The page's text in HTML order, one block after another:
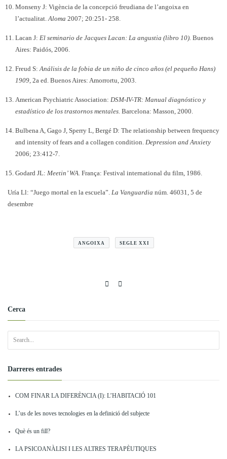
Monseny J: Vigència de la concepció freudiana de l’angoixa en
l’actualitat. Aloma 2007; 20:251- 258.
Lacan J: El seminario de Jacques Lacan: La angustia (libro 10). Buenos
Aires: Paidós, 2006.
Freud S: Análisis de la fobia de un niño de cinco años (el pequeño Hans)
1909 , 2a ed. Buenos Aires: Amorrortu, 2003.
American Psychiatric Association: DSM-IV-TR: Manual diagnóstico y
estadístico de los trastornos mentales. Barcelona: Masson, 2000.
Bulbena A, Gago J, Sperry L, Bergé D: The relationship between frequency
and intensity of fears and a collagen condition. Depression and Anxiety
2006; 23:412-7.
Godard JL: Meetin’ WA. França: Festival international du film, 1986.
Uría Ll: “Juego mortal en la escuela”. La Vanguardia núm. 46031, 5 de
desembre
ANGOIXA SEGLE XXI
Cerca
Darreres entrades
COM FINAR LA DIFERÈNCIA (I): L’HABITACIÓ 101
L’us de les noves tecnologies en la definició del subjecte
Què és un fill?
LA PSICOANÀLISI I LES ALTRES TERAPÈUTIQUES